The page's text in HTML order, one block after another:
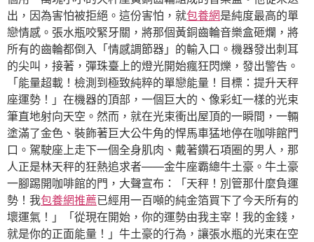
出，因為害怕被拒絕。這份害怕，就包養網是純度最高的單
戀情感。張水瓶咬緊牙關，將那個黃銅齒輪音樂盒砸爛，將
所有的齒輪都倒入「情感調節器」的輸入口。機器發出刺耳
的尖叫，接著，彈珠臺上的燈光開始瘋狂閃爍，發出警告。
「能量超載！檢測到極致純粹的單戀能量！目標：提升天秤
座運勢！」在機器的頂部，一個巨大的、像彩虹一樣的光束
筆直地射向天空。然而，就在光束衝出屋頂的一瞬間，一輛
塗滿了金色、裝飾著巨大公牛角的悍馬車猛地停在咖啡館門
口。駕駛座上走下一個全身肌肉、戴著鑽石項圈的男人，那
人正是林天秤的狂熱追求者——金牛座霸總牛土豪。牛土豪
一腳踢開咖啡館的門，大聲宣布：「天秤！別管那什麼負運
勢！我包養網推薦已經用一百噸的純金箔買下了今天所有的
壞運氣！」「從現在開始，你的運勢由我主宰！我的金錢，
就是你的正面能量！」牛土豪的行為，讓張水瓶的光束在空